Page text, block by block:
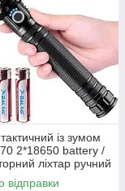
із зумом
2*18650 battery /
ліхтар ручний
ліхтар
відправки